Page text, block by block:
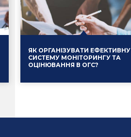
ЯК ОРГАНІЗУВАТИ ЕФЕКТИВНУ
СИСТЕМУ МОНІТОРИНГУ ТА
ОЦІНЮВАННЯ В ОГС?